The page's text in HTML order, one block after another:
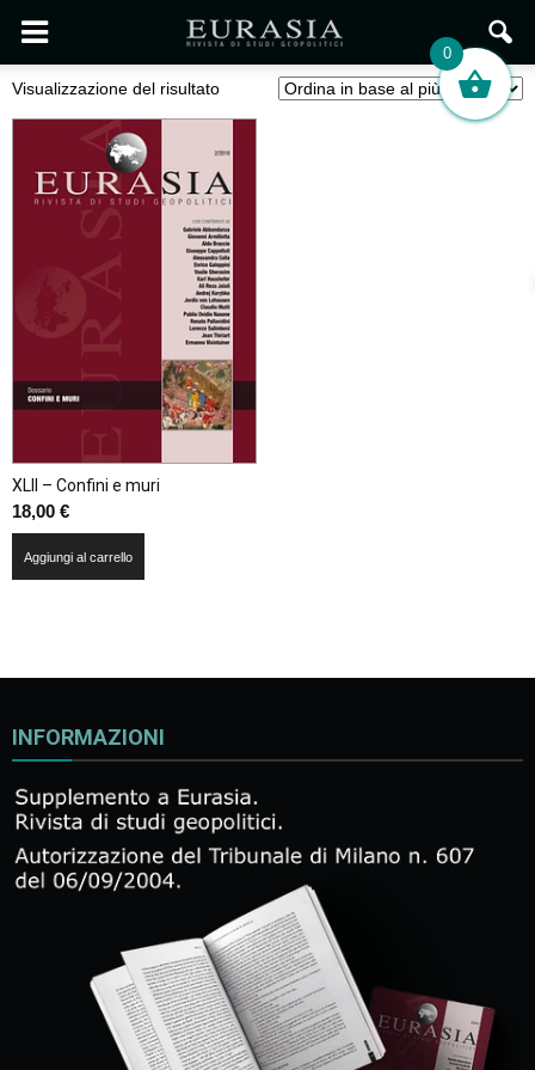
Visualizzazione del risultato
XLII – Confini e muri
18,00 €
Aggiungi al carrello
INFORMAZIONI
0